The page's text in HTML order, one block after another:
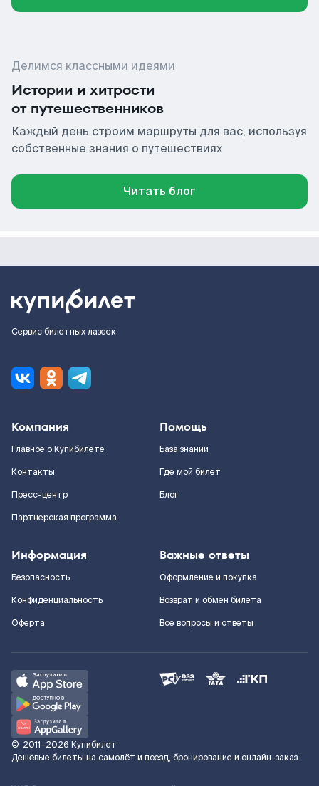
Делимся классными идеями
Истории и хитрости
от путешественников
Каждый день строим маршруты для вас, используя
собственные знания о путешествиях
Читать блог
Сервис билетных лазеек
Компания
Главное о Купибилете
Контакты
Пресс-центр
Партнерская программа
Помощь
База знаний
Где мой билет
Блог
Информация
Безопасность
Конфиденциальность
Оферта
Важные ответы
Оформление и покупка
Возврат и обмен билета
Все вопросы и ответы
© 2011–2026 Купибилет
Дешёвые билеты на самолёт и поезд, бронирование и онлайн-заказ